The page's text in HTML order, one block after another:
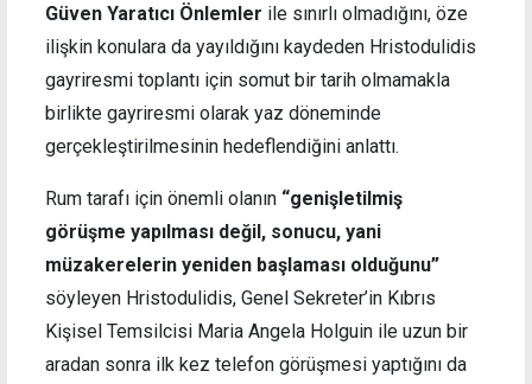
Güven Yaratıcı Önlemler ile sınırlı olmadığını, öze
ilişkin konulara da yayıldığını kaydeden Hristodulidis
gayriresmi toplantı için somut bir tarih olmamakla
birlikte gayriresmi olarak yaz döneminde
gerçekleştirilmesinin hedeflendiğini anlattı.
Rum tarafı için önemli olanın “genişletilmiş
görüşme yapılması değil, sonucu, yani
müzakerelerin yeniden başlaması olduğunu”
söyleyen Hristodulidis, Genel Sekreter’in Kıbrıs
Kişisel Temsilcisi Maria Angela Holguin ile uzun bir
aradan sonra ilk kez telefon görüşmesi yaptığını da